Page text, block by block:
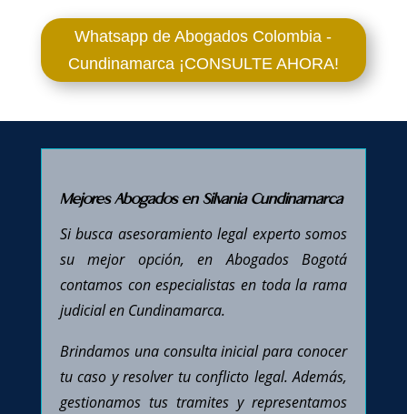
Whatsapp de Abogados Colombia -
Cundinamarca ¡CONSULTE AHORA!
Mejores Abogados en Silvania Cundinamarca
Si busca asesoramiento legal experto somos
su mejor opción, en Abogados Bogotá
contamos con especialistas en toda la rama
judicial en Cundinamarca.
Brindamos una consulta inicial para conocer
tu caso y resolver tu conflicto legal. Además,
gestionamos tus tramites y representamos